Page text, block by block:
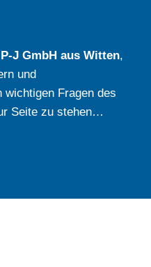
P-J GmbH aus Witten,
und
wichtigen Fragen des
Seite zu stehen…